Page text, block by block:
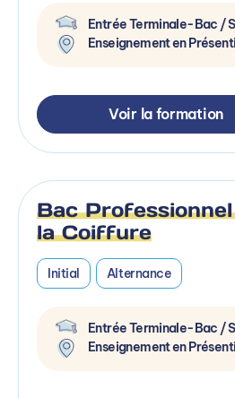
Entrée Terminale-Bac /
Enseignement en
Voir la formation
Bac
la Coiffure
Initial Alternance
Entrée Terminale-Bac /
Enseignement en